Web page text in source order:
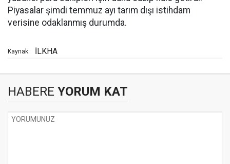
Piyasalar şimdi temmuz ayı tarım dışı istihdam
verisine odaklanmış durumda.
Kaynak: İLKHA
HABERE YORUM KAT